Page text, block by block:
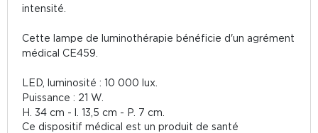
intensité.
Cette lampe de luminothérapie bénéficie d'un agrément
médical CE459.
LED, luminosité : 10 000 lux.
Puissance : 21 W.
H. 34 cm - l. 13,5 cm - P. 7 cm.
Ce dispositif médical est un produit de santé